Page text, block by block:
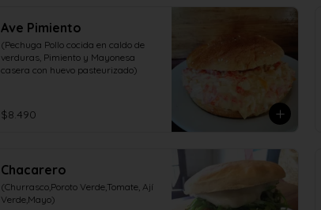
Ave Pimiento
(Pechuga Pollo cocida en caldo de
verduras, Pimiento y Mayonesa
casera con huevo pasteurizado)
$8.490
Chacarero
(Churrasco,Poroto Verde,Tomate, Ají
Verde,Mayo)